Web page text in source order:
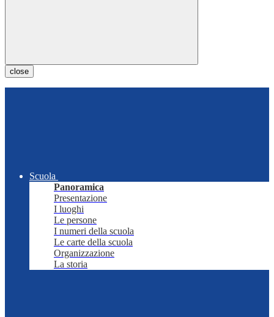
close
Scuola
Panoramica
Presentazione
I luoghi
Le persone
I numeri della scuola
Le carte della scuola
Organizzazione
La storia